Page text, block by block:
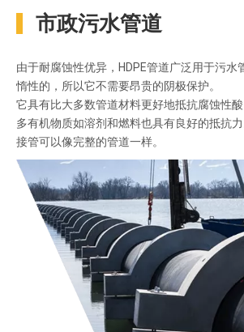
市政污水管道
由于耐腐蚀性优异，HDPE管道广泛用于污水
惰性的，所以它不需要昂贵的阴极保护。
它具有比大多数管道材料更好地抵抗腐蚀性
多有机物质如溶剂和燃料也具有良好的抵抗
接管可以像完整的管道一样。